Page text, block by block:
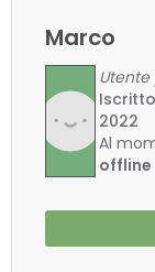
Marco
2022
Al
offline